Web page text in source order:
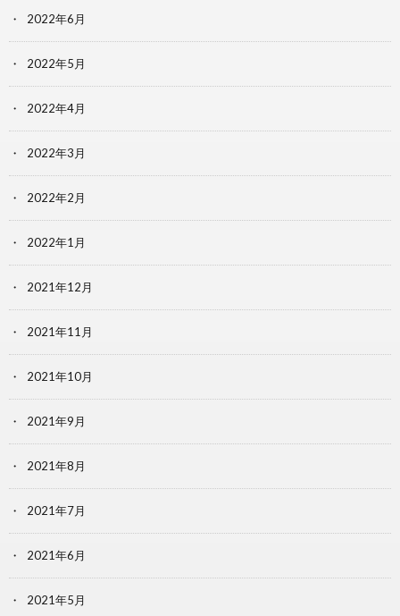
2022年6月
2022年5月
2022年4月
2022年3月
2022年2月
2022年1月
2021年12月
2021年11月
2021年10月
2021年9月
2021年8月
2021年7月
2021年6月
2021年5月